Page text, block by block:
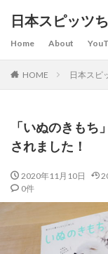
日本スピッツち
Home About
HOME 日本スピ
「いぬのきも
されました！
2020年11月10日
0件